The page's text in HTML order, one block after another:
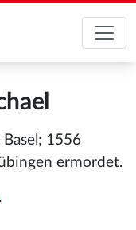
1556
ermordet.
.